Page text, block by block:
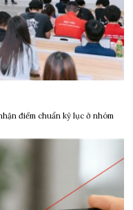
điểm chuẩn kỷ lục ở nhóm